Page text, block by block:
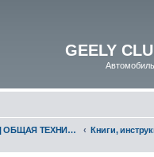
GEELY
| ОБЩАЯ ТЕХНИЧЕСКАЯ ИНФОРМАЦИЯ